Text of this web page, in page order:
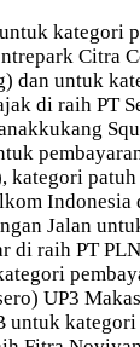
kategori
Citra
dan untuk
di raih PT
kategori
Indonesia
Jalan
di raih PT
UP3
untuk